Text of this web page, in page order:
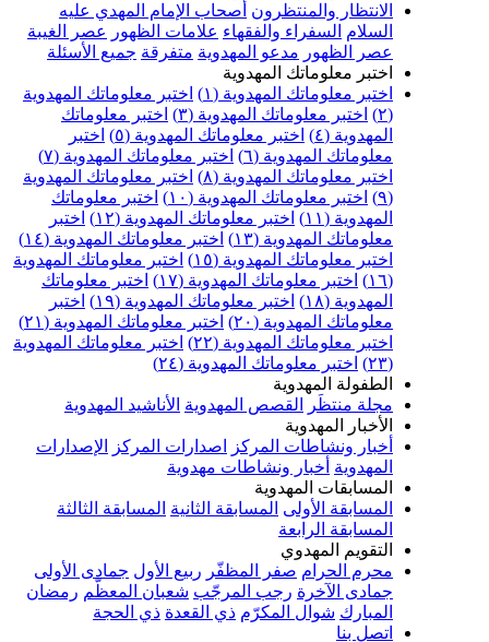
والمنتظرون أصحاب الإمام المهدي عليه
السفراء والفقهاء علامات الظهور عصر الغيبة
مدعو المهدوية متفرقة جميع الأسئلة
معلوماتك المهدوية
معلوماتك المهدوية (١)
اختبر معلوماتك المهدوية
اختبر معلوماتك المهدوية (٣)
اختبر معلوماتك
اختبر معلوماتك المهدوية (٥)
اختبر
المهدوية (٦)
اختبر معلوماتك المهدوية (٧)
معلوماتك المهدوية (٨)
اختبر معلوماتك المهدوية
اختبر معلوماتك المهدوية (١٠)
اختبر معلوماتك
اختبر معلوماتك المهدوية (١٢)
اختبر
المهدوية (١٣)
اختبر معلوماتك المهدوية (١٤)
معلوماتك المهدوية (١٥)
اختبر معلوماتك المهدوية
اختبر معلوماتك المهدوية (١٧)
اختبر معلوماتك
اختبر معلوماتك المهدوية (١٩)
اختبر
المهدوية (٢٠)
اختبر معلوماتك المهدوية (٢١)
معلوماتك المهدوية (٢٢)
اختبر معلوماتك المهدوية
اختبر معلوماتك المهدوية (٢٤)
المهدوية
منتظَر
القصص المهدوية الأناشيد المهدوية
المهدوية
ونشاطات المركز اصدارات المركز الإصدارات
أخبار ونشاطات مهدوية
المهدوية
الأولى المسابقة الثانية المسابقة الثالثة
الرابعة
المهدوي
الحرام
صفر المظفّر ربيع الأول جمادى الأولى
رجب المرجّب شعبان المعظّم رمضان
شوال المكرّم ذي القعدة ذي الحجة